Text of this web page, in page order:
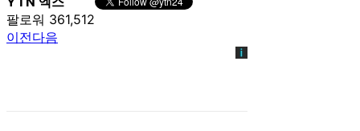
팔로워 361,512
이전다음